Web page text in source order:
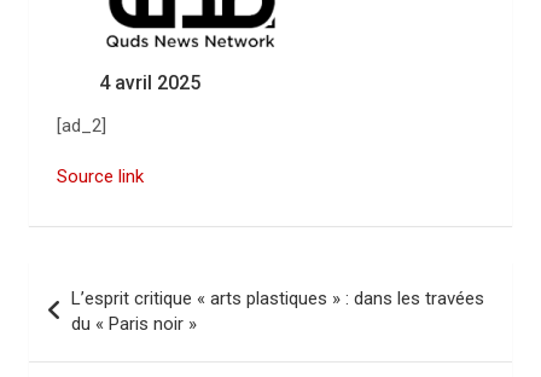
4 avril 2025
[ad_2]
Source link
v
L’esprit critique « arts plastiques » : dans les travées
du « Paris noir »